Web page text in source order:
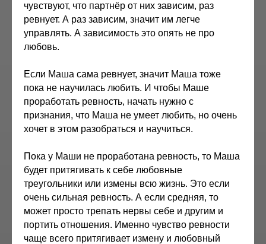
чувствуют, что партнёр от них зависим, раз
ревнует. А раз зависим, значит им легче
управлять. А зависимость это опять не про
любовь.
Если Маша сама ревнует, значит Маша тоже
пока не научилась любить. И чтобы Маше
проработать ревность, начать нужно с
признания, что Маша не умеет любить, но очень
хочет в этом разобраться и научиться.
Пока у Маши не проработана ревность, то Маша
будет притягивать к себе любовные
треугольники или измены всю жизнь. Это если
очень сильная ревность. А если средняя, то
может просто трепать нервы себе и другим и
портить отношения. Именно чувство ревности
чаще всего притягивает измену и любовный